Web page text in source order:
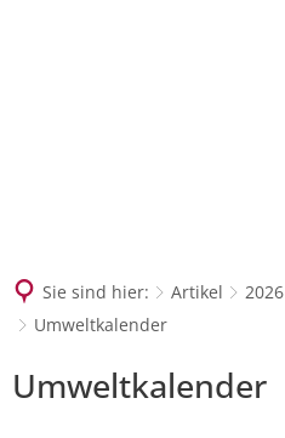
Sie sind hier: Artikel 2026
Umweltkalender
Umweltkalender